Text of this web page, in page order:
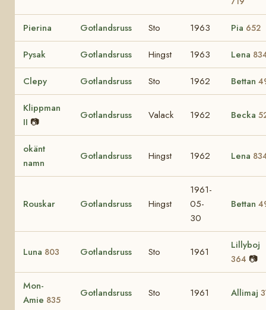
Pierina Gotlandsruss Sto 1963 Pia 652
Pysak Gotlandsruss Hingst 1963 Lena
Clepy Gotlandsruss Sto 1962 Bettan
Klippman
II 📷
Gotlandsruss Valack 1962 Becka
okänt
namn
Gotlandsruss Hingst 1962 Lena
Rouskar Gotlandsruss Hingst
1961-
05-
30
Bettan
Luna 803 Gotlandsruss Sto 1961
Lillyboj
364 📷
Mon-
Amie 835
Gotlandsruss Sto 1961 Allimaj